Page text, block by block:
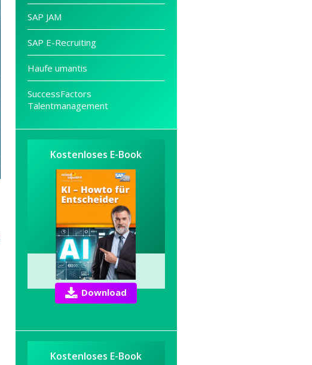
SAP JAM
SAP E-Recruiting
Haufe umantis
SuccessFactors
Talentmanagement
Kostenloses E-Book
Download
Kostenloses E-Book